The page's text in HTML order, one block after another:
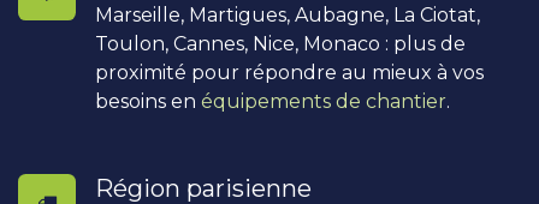
Marseille, Martigues, Aubagne, La Ciotat,
Toulon, Cannes, Nice, Monaco : plus de
proximité pour répondre au mieux à vos
besoins en équipements de chantier.
Région parisienne